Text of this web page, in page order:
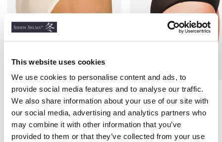
This website uses cookies
We use cookies to personalise content and ads, to
provide social media features and to analyse our traffic.
We also share information about your use of our site with
our social media, advertising and analytics partners who
may combine it with other information that you’ve
provided to them or that they’ve collected from your use
Taitrosa, vit
SIDENTRIKÅ
200 kr
Damtrosa, svart
SIDENTRIKÅ
220 kr